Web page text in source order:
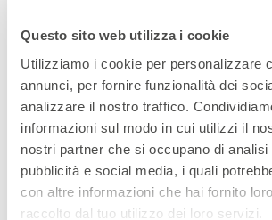
Questo sito web utilizza i cookie
Utilizziamo i cookie per personalizzare
annunci, per fornire funzionalità dei
analizzare il nostro traffico.
informazioni sul modo in cui utilizzi il
nostri partner che si occupano di analisi
pubblicità e social media, i quali
con altre informazioni che hai fornito
raccolto dal tuo utilizzo dei loro servizi.
delle occupazioni dell’uomo. E a soffrirne
persone, ma anche i campi, e gli uccelli, e
cosa che convive con noi su questa terra.
alla vita, l’Uomo semeè un racconto
ballata, in cui narrazione, canto e azione
punto di equilibrio essenziale.»
Sonia Bergamasco